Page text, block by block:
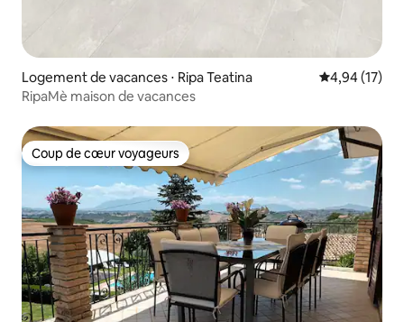
Logement de vacances ⋅ Ripa Teatina Évaluation
4,94 (17)
RipaMè maison de vacances
Coup de cœur voyageurs
Coup de cœur voyageurs